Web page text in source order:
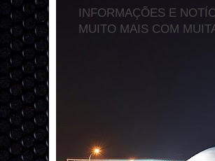
INFORMAÇÕES E
MUITO MAIS COM